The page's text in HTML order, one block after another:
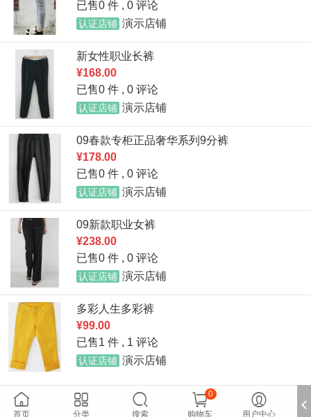
已售0 件 , 0 评论
认证店铺 演示店铺
新女性职业长裤
¥168.00
已售0 件 , 0 评论
认证店铺 演示店铺
09春款专柜正品奢华系列9分裤
¥178.00
已售0 件 , 0 评论
认证店铺 演示店铺
09新款职业女裤
¥238.00
已售0 件 , 0 评论
认证店铺 演示店铺
多彩人生多彩裤
¥99.00
已售1 件 , 1 评论
认证店铺 演示店铺

首页

分类

搜索

购物车
0 
用户中心